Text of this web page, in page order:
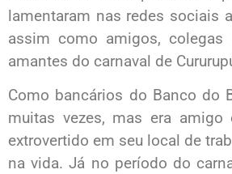
lamentaram nas redes sociais
assim como amigos,
amantes do carnaval de
Como bancários do Banco do
muitas vezes, mas era
extrovertido em seu local de
na vida. Já no período do